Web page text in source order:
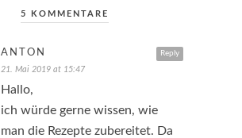
5 KOMMENTARE
Reply
ANTON
21. Mai 2019 at 15:47
Hallo,
ich würde gerne wissen, wie
man die Rezepte zubereitet. Da